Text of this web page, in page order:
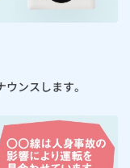
ンスします。